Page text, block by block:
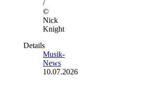
/
©
Nick
Knight
Details
Musik-
News
10.07.2026